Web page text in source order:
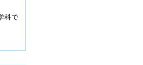
科で